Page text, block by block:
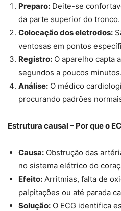
Preparo: Deite-se
da parte superior do tronco.
Colocação dos eletrodos:
ventosas em pontos
Registro: O aparelho capta
segundos a poucos minutos.
Análise: O médico
procurando padrões
Estrutura causal – Por que o
Causa: Obstrução das
no sistema elétrico do
Efeito: Arritmias, falta de
palpitações ou até parada
Solução: O ECG identifica